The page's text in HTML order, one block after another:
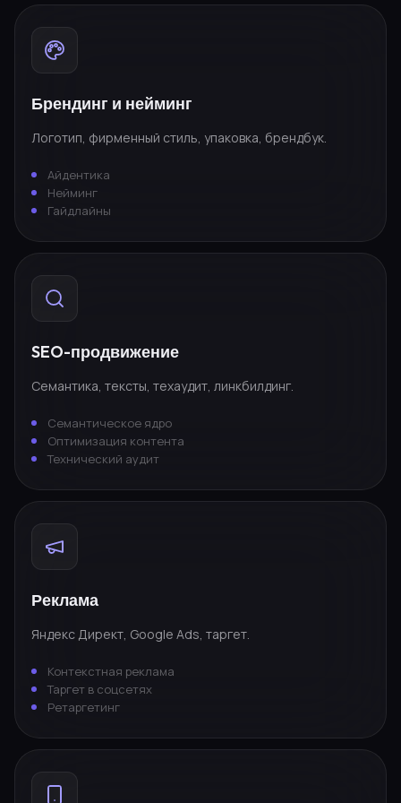
Брендинг и нейминг
Логотип, фирменный стиль, упаковка, брендбук.
Айдентика
Нейминг
Гайдлайны
SEO-продвижение
Семантика, тексты, техаудит, линкбилдинг.
Семантическое ядро
Оптимизация контента
Технический аудит
Реклама
Яндекс Директ, Google Ads, таргет.
Контекстная реклама
Таргет в соцсетях
Ретаргетинг